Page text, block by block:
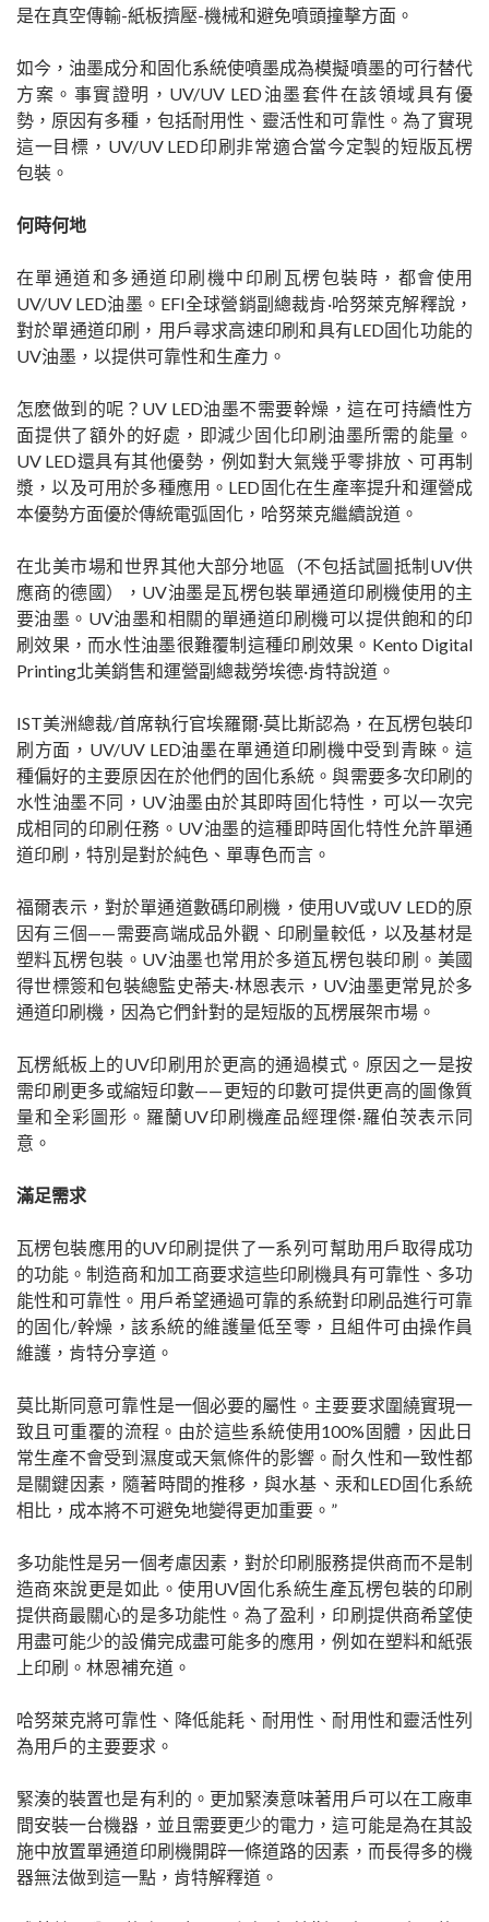
是在真空傳輸-紙板擠壓-機械和避免噴頭撞擊方面。
如今，油墨成分和固化系統使噴墨成為模擬噴墨的可行替代
方案。事實證明，UV/UV LED油墨套件在該領域具有優
勢，原因有多種，包括耐用性、靈活性和可靠性。為了實現
這一目標，UV/UV LED印刷非常適合當今定製的短版瓦楞
包裝。
何時何地
在單通道和多通道印刷機中印刷瓦楞包裝時，都會使用
UV/UV LED油墨。EFI全球營銷副總裁肯·哈努萊克解釋說，
對於單通道印刷，用戶尋求高速印刷和具有LED固化功能的
UV油墨，以提供可靠性和生產力。
怎麽做到的呢？UV LED油墨不需要幹燥，這在可持續性方
面提供了額外的好處，即減少固化印刷油墨所需的能量。
UV LED還具有其他優勢，例如對大氣幾乎零排放、可再制
漿，以及可用於多種應用。LED固化在生產率提升和運營成
本優勢方面優於傳統電弧固化，哈努萊克繼續說道。
在北美市場和世界其他大部分地區（不包括試圖抵制UV供
應商的德國），UV油墨是瓦楞包裝單通道印刷機使用的主
要油墨。UV油墨和相關的單通道印刷機可以提供飽和的印
刷效果，而水性油墨很難覆制這種印刷效果。Kento Digital
Printing北美銷售和運營副總裁勞埃德·肯特說道。
IST美洲總裁/首席執行官埃羅爾·莫比斯認為，在瓦楞包裝印
刷方面，UV/UV LED油墨在單通道印刷機中受到青睞。這
種偏好的主要原因在於他們的固化系統。與需要多次印刷的
水性油墨不同，UV油墨由於其即時固化特性，可以一次完
成相同的印刷任務。UV油墨的這種即時固化特性允許單通
道印刷，特別是對於純色、單專色而言。
福爾表示，對於單通道數碼印刷機，使用UV或UV LED的原
因有三個——需要高端成品外觀、印刷量較低，以及基材是
塑料瓦楞包裝。UV油墨也常用於多道瓦楞包裝印刷。美國
得世標簽和包裝總監史蒂夫·林恩表示，UV油墨更常見於多
通道印刷機，因為它們針對的是短版的瓦楞展架市場。
瓦楞紙板上的UV印刷用於更高的通過模式。原因之一是按
需印刷更多或縮短印數——更短的印數可提供更高的圖像質
量和全彩圖形。羅蘭UV印刷機產品經理傑·羅伯茨表示同
意。
滿足需求
瓦楞包裝應用的UV印刷提供了一系列可幫助用戶取得成功
的功能。制造商和加工商要求這些印刷機具有可靠性、多功
能性和可靠性。用戶希望通過可靠的系統對印刷品進行可靠
的固化/幹燥，該系統的維護量低至零，且組件可由操作員
維護，肯特分享道。
莫比斯同意可靠性是一個必要的屬性。主要要求圍繞實現一
致且可重覆的流程。由於這些系統使用100%固體，因此日
常生產不會受到濕度或天氣條件的影響。耐久性和一致性都
是關鍵因素，隨著時間的推移，與水基、汞和LED固化系統
相比，成本將不可避免地變得更加重要。”
多功能性是另一個考慮因素，對於印刷服務提供商而不是制
造商來說更是如此。使用UV固化系統生產瓦楞包裝的印刷
提供商最關心的是多功能性。為了盈利，印刷提供商希望使
用盡可能少的設備完成盡可能多的應用，例如在塑料和紙張
上印刷。林恩補充道。
哈努萊克將可靠性、降低能耗、耐用性、耐用性和靈活性列
為用戶的主要要求。
緊湊的裝置也是有利的。更加緊湊意味著用戶可以在工廠車
間安裝一台機器，並且需要更少的電力，這可能是為在其設
施中放置單通道印刷機開辟一條道路的因素，而長得多的機
器無法做到這一點，肯特解釋道。